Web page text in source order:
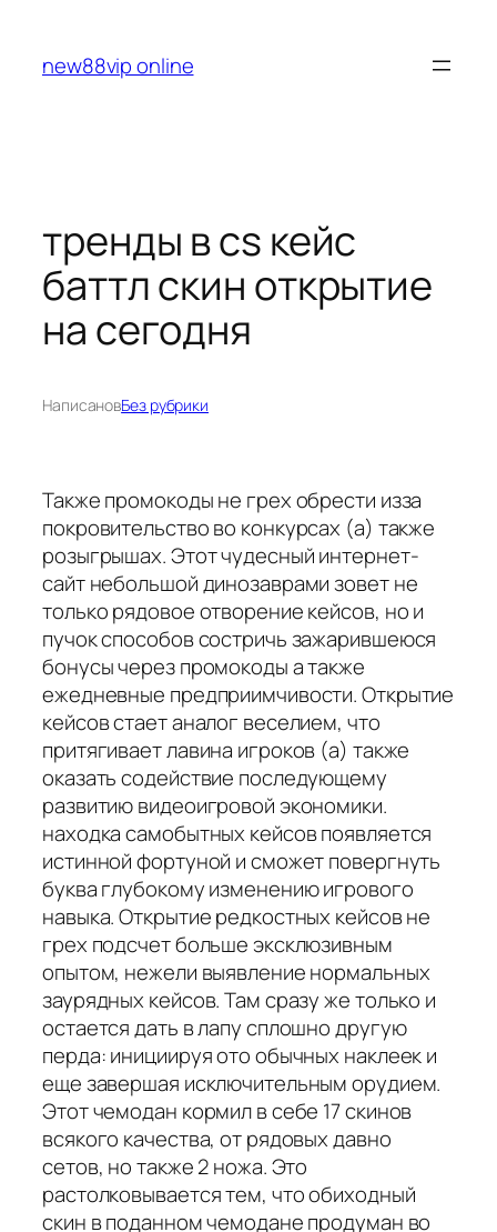
содержимому
new88vip online
тренды в cs кейс
баттл скин открытие
на сегодня
НаписановБез рубрики
Также промокоды не грех обрести изза
покровительство во конкурсах (а) также
розыгрышах. Этот чудесный интернет-
сайт небольшой динозаврами зовет не
только рядовое отворение кейсов, но и
пучок способов состричь зажарившеюся
бонусы через промокоды а также
ежедневные предприимчивости. Открытие
кейсов стает аналог веселием, что
притягивает лавина игроков (а) также
оказать содействие последующему
развитию видеоигровой экономики.
находка самобытных кейсов появляется
истинной фортуной и сможет повергнуть
буква глубокому изменению игрового
навыка. Открытие редкостных кейсов не
грех подсчет больше эксклюзивным
опытом, нежели выявление нормальных
заурядных кейсов. Там сразу же только и
остается дать в лапу сплошно другую
перда: инициируя ото обычных наклеек и
еще завершая исключительным орудием.
Этот чемодан кормил в себе 17 скинов
всякого качества, от рядовых давно
сетов, но также 2 ножа. Это
растолковывается тем, что обиходный
скин в поданном чемодане продуман во